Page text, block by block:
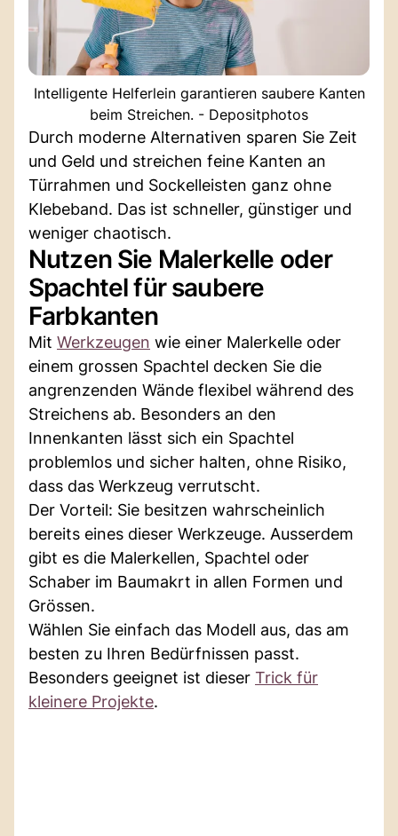
Intelligente Helferlein garantieren saubere Kanten
beim Streichen. - Depositphotos
Durch moderne Alternativen sparen Sie Zeit
und Geld und streichen feine Kanten an
Türrahmen und Sockelleisten ganz ohne
Klebeband. Das ist schneller, günstiger und
weniger chaotisch.
Nutzen Sie Malerkelle oder
Spachtel für saubere
Farbkanten
Mit Werkzeugen wie einer Malerkelle oder
einem grossen Spachtel decken Sie die
angrenzenden Wände flexibel während des
Streichens ab. Besonders an den
Innenkanten lässt sich ein Spachtel
problemlos und sicher halten, ohne Risiko,
dass das Werkzeug verrutscht.
Der Vorteil: Sie besitzen wahrscheinlich
bereits eines dieser Werkzeuge. Ausserdem
gibt es die Malerkellen, Spachtel oder
Schaber im Baumakrt in allen Formen und
Grössen.
Wählen Sie einfach das Modell aus, das am
besten zu Ihren Bedürfnissen passt.
Besonders geeignet ist dieser Trick für
kleinere Projekte.